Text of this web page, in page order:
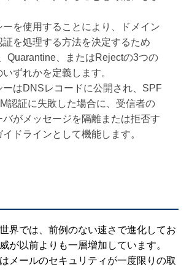
ーを使用することにより、ドメイン
証を処理する方法を決定するため
Quarantine、またはRejectの3つの
ずれかを定義します。
ーはDNSレコードに公開され、SPF
認証に失敗した場合に、受信者の
バがメッセージを隔離または拒否す
イドラインとして機能します。
界では、前例のない速さで進化してお
が以前よりも一層増加しています。
メールのセキュリティが一度限りの取